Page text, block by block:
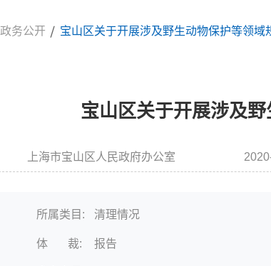
政务公开 宝山区关于开展涉及野生动物保护等领域
宝山区关于开展涉及
上海市宝山区人民政府办公室
所属类目: 清理情况
体 裁: 报告